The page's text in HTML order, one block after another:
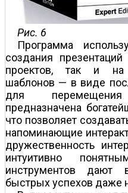
Рис. 6
Программа
создания
проектов, так и на
шаблонов — в виде
для
предназначена
что позволяет
напоминающие
дружественность
интуитивно
инструментов дают
быстрых успехов даже